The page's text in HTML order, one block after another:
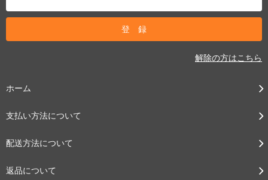
解除の方はこちら
ホーム
支払い方法について
配送方法について
返品について